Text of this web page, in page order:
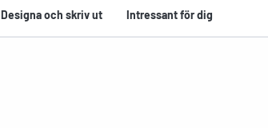
Designa och skriv ut Intressant för dig